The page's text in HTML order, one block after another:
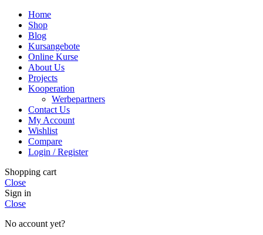
Home
Shop
Blog
Kursangebote
Online Kurse
About Us
Projects
Kooperation
Werbepartners
Contact Us
My Account
Wishlist
Compare
Login / Register
Shopping cart
Close
Sign in
Close
No account yet?